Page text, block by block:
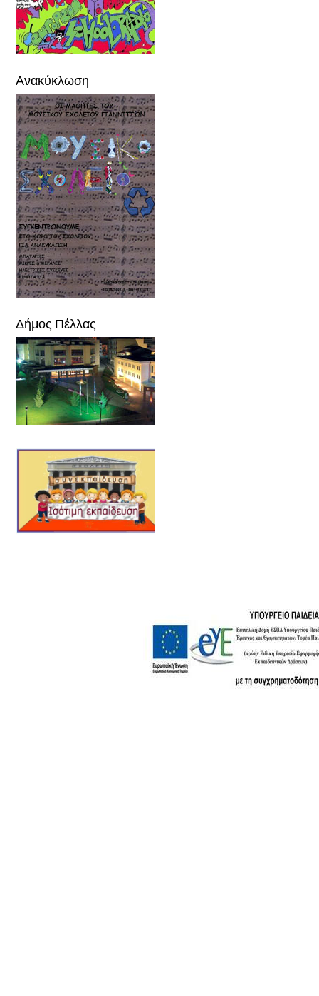
Ανακύκλωση
Δήμος Πέλλας